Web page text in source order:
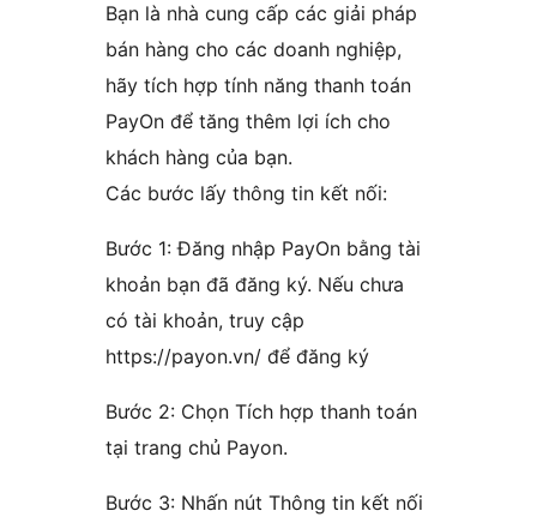
Bạn là nhà cung cấp các giải pháp
bán hàng cho các doanh nghiệp,
hãy tích hợp tính năng thanh toán
PayOn để tăng thêm lợi ích cho
khách hàng của bạn.
Các bước lấy thông tin kết nối:
Bước 1: Đăng nhập PayOn bằng tài
khoản bạn đã đăng ký. Nếu chưa
có tài khoản, truy cập
https://payon.vn/ để đăng ký
Bước 2: Chọn Tích hợp thanh toán
tại trang chủ Payon.
Bước 3: Nhấn nút Thông tin kết nối